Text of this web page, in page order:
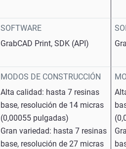
SOFTWARE
GrabCAD Print, SDK (API)
MODOS DE CONSTRUCCIÓN
Alta calidad: hasta 7 resinas
base, resolución de 14 micras
(0,00055 pulgadas)
Gran variedad: hasta 7 resinas
base, resolución de 27 micras